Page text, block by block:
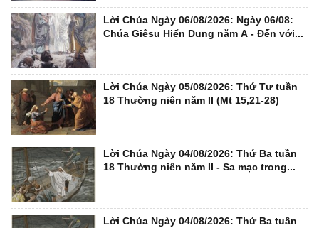
Lời Chúa Ngày 06/08/2026: Ngày 06/08:
Chúa Giêsu Hiển Dung năm A - Đến với...
Lời Chúa Ngày 05/08/2026: Thứ Tư tuần
18 Thường niên năm II (Mt 15,21-28)
Lời Chúa Ngày 04/08/2026: Thứ Ba tuần
18 Thường niên năm II - Sa mạc trong...
Lời Chúa Ngày 04/08/2026: Thứ Ba tuần